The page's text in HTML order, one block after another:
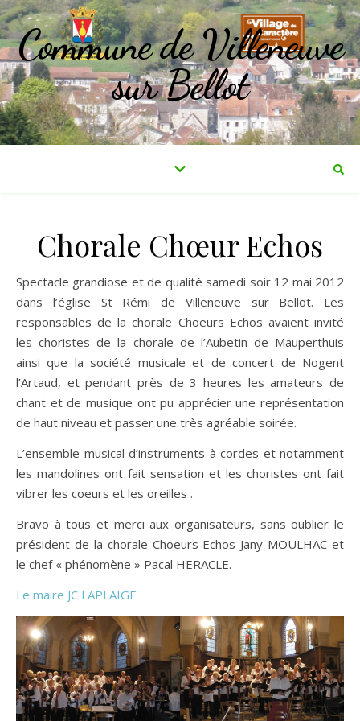
Commune de Villeneuve
sur Bellot
Chorale Chœur Echos
Spectacle grandiose et de qualité samedi soir 12 mai 2012
dans l’église St Rémi de Villeneuve sur Bellot. Les
responsables de la chorale Choeurs Echos avaient invité
les choristes de la chorale de l’Aubetin de Mauperthuis
ainsi que la société musicale et de concert de Nogent
l’Artaud, et pendant près de 3 heures les amateurs de
chant et de musique ont pu apprécier une représentation
de haut niveau et passer une très agréable soirée.
L’ensemble musical d’instruments à cordes et notamment
les mandolines ont fait sensation et les choristes ont fait
vibrer les coeurs et les oreilles .
Bravo à tous et merci aux organisateurs, sans oublier le
président de la chorale Choeurs Echos Jany MOULHAC et
le chef « phénomène » Pacal HERACLE.
Le maire JC LAPLAIGE